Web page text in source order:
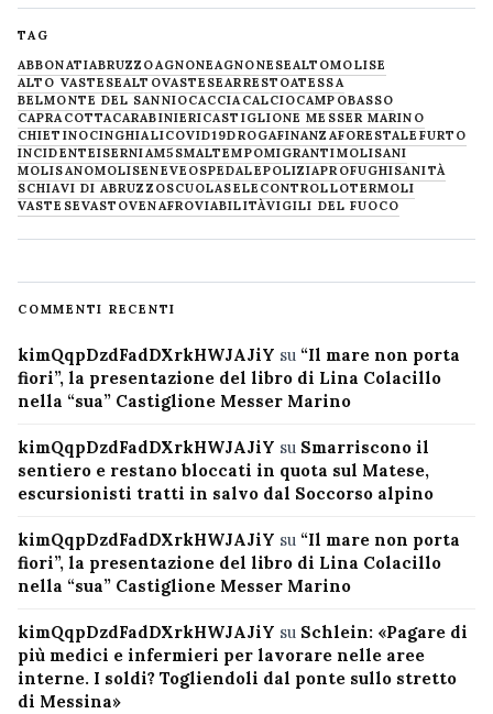
TAG
ABBONATIABRUZZOAGNONEAGNONESEALTOMOLISE
ALTO VASTESEALTOVASTESEARRESTOATESSA
BELMONTE DEL SANNIOCACCIACALCIOCAMPOBASSO
CAPRACOTTACARABINIERICASTIGLIONE MESSER MARINO
CHIETINOCINGHIALICOVID19DROGAFINANZAFORESTALE FURTO
INCIDENTEISERNIAM5SMALTEMPOMIGRANTIMOLISANI
MOLISANOMOLISENEVE OSPEDALEPOLIZIAPROFUGHISANITÀ
SCHIAVI DI ABRUZZOSCUOLASELECONTROLLOTERMOLI
VASTESEVASTOVENAFROVIABILITÀVIGILI DEL FUOCO
COMMENTI RECENTI
kimQqpDzdFadDXrkHWJAJiY su “Il mare non porta
fiori”, la presentazione del libro di Lina Colacillo
nella “sua” Castiglione Messer Marino
kimQqpDzdFadDXrkHWJAJiY su Smarriscono il
sentiero e restano bloccati in quota sul Matese,
escursionisti tratti in salvo dal Soccorso alpino
kimQqpDzdFadDXrkHWJAJiY su “Il mare non porta
fiori”, la presentazione del libro di Lina Colacillo
nella “sua” Castiglione Messer Marino
kimQqpDzdFadDXrkHWJAJiY su Schlein: «Pagare di
più medici e infermieri per lavorare nelle aree
interne. I soldi? Togliendoli dal ponte sullo stretto
di Messina»